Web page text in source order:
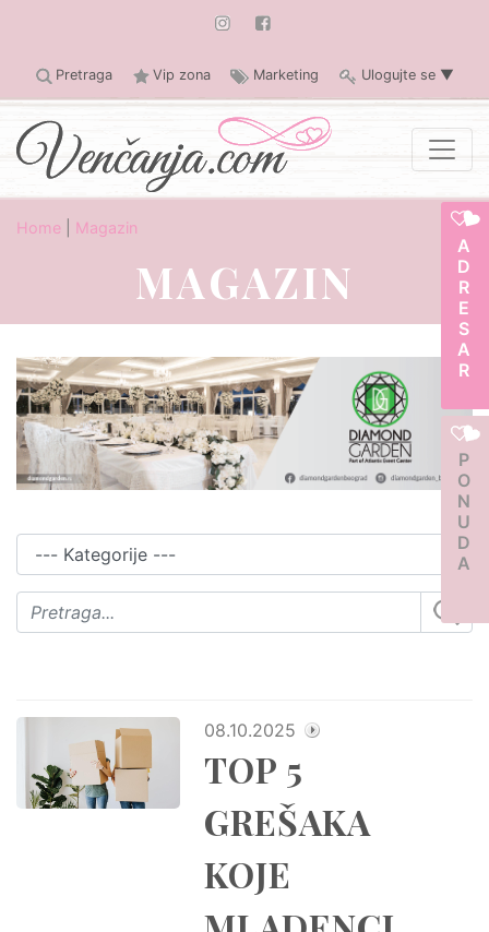
Pretraga Vip zona Marketing Ulogujte se ▼
ADRESAR
PONUDA
Home Magazin
MAGAZIN
08.10.2025
TOP 5
GREŠAKA
KOJE